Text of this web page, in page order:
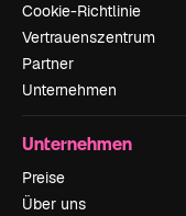
Cookie-Richtlinie
Vertrauenszentrum
Partner
Unternehmen
Unternehmen
Preise
Über uns